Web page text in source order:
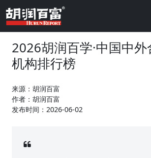
2026胡润百学·中国中
机构排行榜
来源：胡润百富
作者：胡润百富
发布时间：2026-06-02